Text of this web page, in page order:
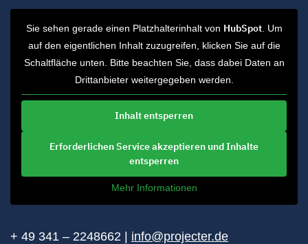
Sie sehen gerade einen Platzhalterinhalt von HubSpot. Um
auf den eigentlichen Inhalt zuzugreifen, klicken Sie auf die
Schaltfläche unten. Bitte beachten Sie, dass dabei Daten an
Drittanbieter weitergegeben werden.
Inhalt entsperren
Erforderlichen Service akzeptieren und Inhalte
entsperren
Mehr Informationen
+ 49 341 – 2248662 | info@projecter.de